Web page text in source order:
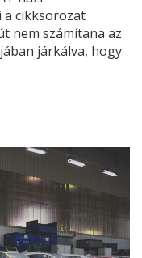
cikksorozat
nem számítana az
járkálva, hogy